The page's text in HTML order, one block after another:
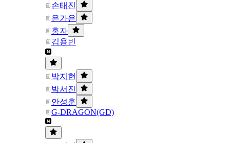
손태진
은가은
홍자
김용빈
박지현
박서진
안성훈
G-DRAGON(GD)